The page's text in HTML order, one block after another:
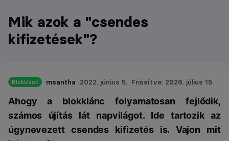
Mik azok a "csendes
kifizetések"?
Blokklánc msantha 2022. június 5. Frissítve: 2026. július 15.
Ahogy a blokklánc folyamatosan fejlődik,
számos újítás lát napvilágot. Ide tartozik az
úgynevezett csendes kifizetés is. Vajon mit